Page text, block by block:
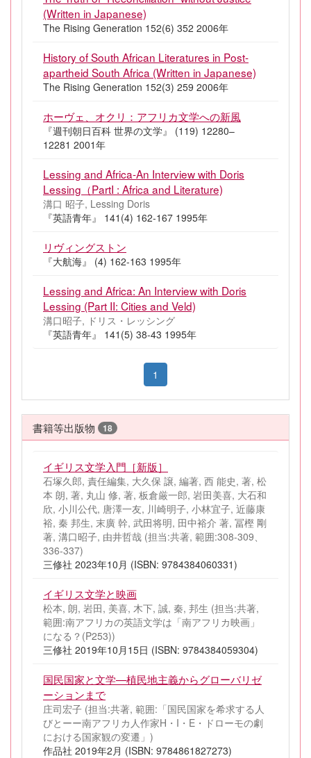
(Written in Japanese)
The Rising Generation 152(6) 352 2006年
History of South African Literatures in Post-
apartheid South Africa (Written in Japanese)
The Rising Generation 152(3) 259 2006年
ホーヴェ、オクリ：アフリカ文学への新風
『週刊朝日百科 世界の文学』 (119) 12280–
12281 2001年
Lessing and Africa-An Interview with Doris
Lessing（PartI : Africa and Literature)
溝口 昭子, Lessing Doris
『英語青年』 141(4) 162-167 1995年
リヴィングストン
『大航海』 (4) 162-163 1995年
Lessing and Africa: An Interview with Doris
Lessing (Part II: Cities and Veld)
溝口昭子, ドリス・レッシング
『英語青年』 141(5) 38-43 1995年
1
書籍等出版物 18
イギリス文学入門［新版］
石塚久郎, 責任編集, 大久保 譲, 編著, 西 能史, 著, 松
本 朗, 著, 丸山 修, 著, 板倉厳一郎, 岩田美喜, 大石和
欣, 小川公代, 唐澤一友, 川崎明子, 小林宜子, 近藤康
裕, 秦 邦生, 末廣 幹, 武田将明, 田中裕介 著, 冨樫 剛
著, 溝口昭子, 由井哲哉 (担当:共著, 範囲:308-309、
336-337)
三修社 2023年10月 (ISBN: 9784384060331)
イギリス文学と映画
松本, 朗, 岩田, 美喜, 木下, 誠, 秦, 邦生 (担当:共著,
範囲:南アフリカの英語文学は「南アフリカ映画」
になる？(P253))
三修社 2019年10月15日 (ISBN: 9784384059304)
国民国家と文学—植民地主義からグローバリゼ
ーションまで
庄司宏子 (担当:共著, 範囲:「国民国家を希求する人
びとーー南アフリカ人作家H・I・E・ドローモの劇
における国家観の変遷」)
作品社 2019年2月 (ISBN: 9784861827273)